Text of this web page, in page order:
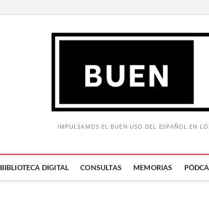
IMPULSAMOS EL BUEN USO DEL ESPAÑOL EN
BIBLIOTECA DIGITAL CONSULTAS MEMORIAS